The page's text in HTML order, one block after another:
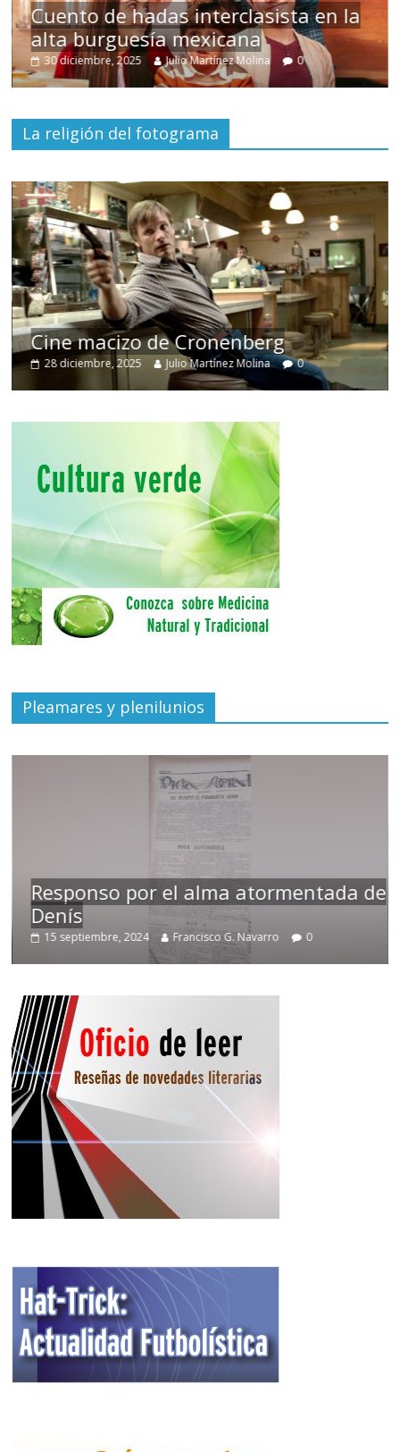
Cuento de hadas interclasista en la
alta burguesía mexicana
30 diciembre, 2025 Julio Martínez Molina 0
La religión del fotograma
Cine macizo de Cronenberg
28 diciembre, 2025 Julio Martínez Molina 0
Pleamares y plenilunios
Responso por el alma atormentada de
Denís
15 septiembre, 2024 Francisco G. Navarro 0